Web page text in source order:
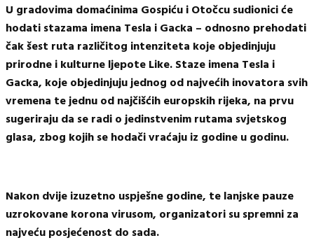
U gradovima domaćinima Gospiću i Otočcu sudionici će
hodatistazama imena Tesla i Gacka – odnosno prehodati
čak šest ruta različitog intenziteta koje objedinjuju
prirodne i kulturne ljepote Like. Staze imena Tesla i
Gacka, koje objedinjuju jednog od najvećih inovatora svih
vremena te jednu od najčišćih europskih rijeka, na prvu
sugeriraju da se radi o jedinstvenim rutama svjetskog
glasa, zbog kojih se hodači vraćaju iz godine u godinu.
Nakon dvije izuzetno uspješne godine, te lanjske pauze
uzrokovane korona virusom, organizatori su spremni za
najveću posjećenost do sada.